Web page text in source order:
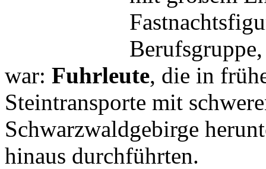
war: Fuhrleute, die in
Steintransporte mit
Schwarzwaldgebirge
hinaus durchführten.